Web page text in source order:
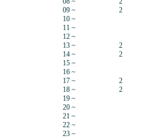
09 ~
2
10 ~
11 ~
12 ~
13 ~
2
14 ~
2
15 ~
16 ~
17 ~
2
18 ~
2
19 ~
20 ~
21 ~
22 ~
23 ~